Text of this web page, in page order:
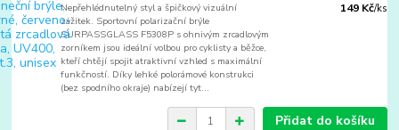
Nepřehlédnutelný styl a špičkový vizuální
zážitek. Sportovní polarizační brýle
SURPASSGLASS F5308P s ohnivým zrcadlovým
zorníkem jsou ideální volbou pro cyklisty a běžce,
kteří chtějí spojit atraktivní vzhled s maximální
funkčností. Díky lehké polorámové konstrukci
(bez spodního okraje) nabízejí tyt...
149 Kč/ks
Přidat do košíku